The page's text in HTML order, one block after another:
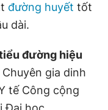
đường huyết tốt
dài.
đường hiệu
Chuyên gia dinh
tế Công cộng